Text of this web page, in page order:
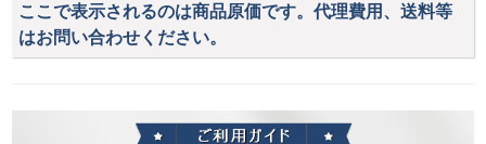
ここで表示されるのは商品原価です。代理費用、送料等
はお問い合わせください。